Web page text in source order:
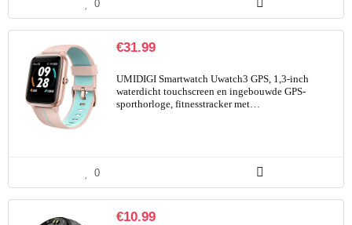
0
€31.99
UMIDIGI Smartwatch Uwatch3 GPS, 1,3-inch
waterdicht touchscreen en ingebouwde GPS-
sporthorloge, fitnesstracker met…
0
€10.99